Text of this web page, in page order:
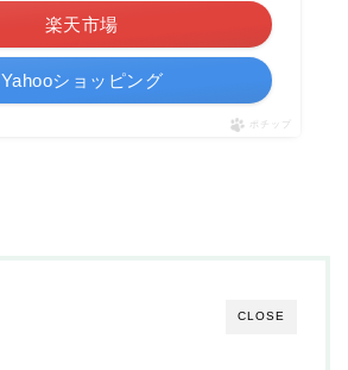
楽天市場
Yahooショッピング
ポチップ
CLOSE